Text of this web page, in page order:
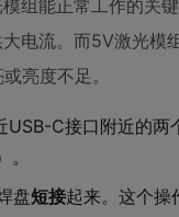
组能正常工作的关
电流。而5V激光模
亮度不足。
C接口附近的两
盘短接起来。这个操